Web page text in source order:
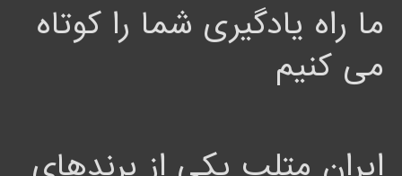
ما راه یادگیری شما را کوتاه
می کنیم